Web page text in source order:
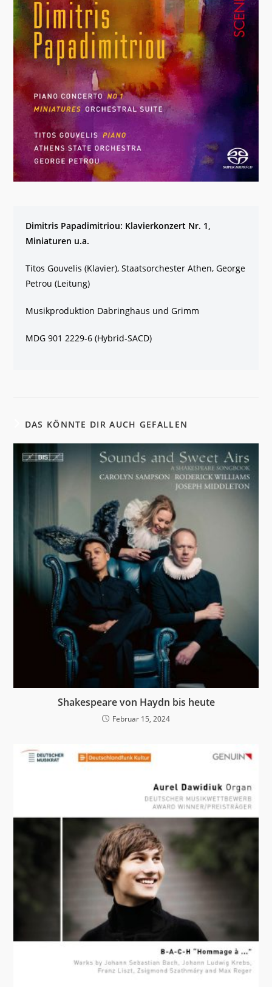
Dimitris Papadimitriou: Klavierkonzert Nr. 1,
Miniaturen u.a.
Titos Gouvelis (Klavier), Staatsorchester Athen, George
Petrou (Leitung)
Musikproduktion Dabringhaus und Grimm
MDG 901 2229-6 (Hybrid-SACD)
DAS KÖNNTE DIR AUCH GEFALLEN
Shakespeare von Haydn bis heute
Februar 15, 2024